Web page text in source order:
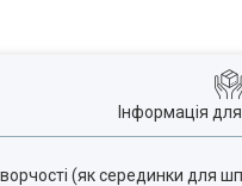
Інформація
(як серединки для